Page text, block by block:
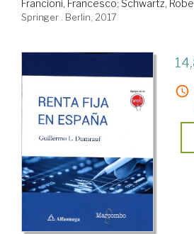
Francioni, Francesco; Schwartz,
Springer . Berlin, 2017